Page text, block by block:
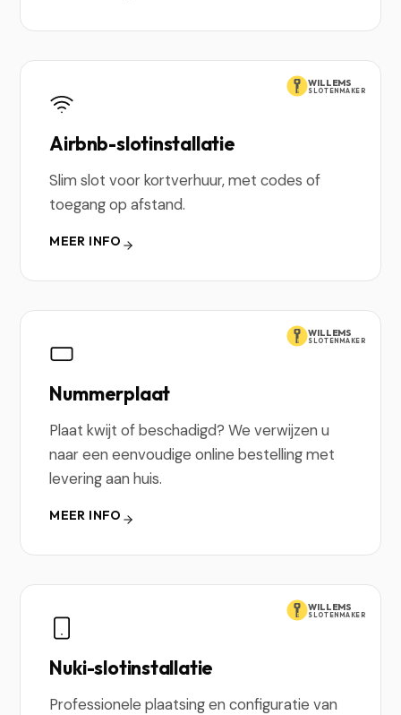
WILLEMS
SLOTENMAKER
Airbnb-slotinstallatie
Slim slot voor kortverhuur, met codes of
toegang op afstand.
MEER INFO
WILLEMS
SLOTENMAKER
Nummerplaat
Plaat kwijt of beschadigd? We verwijzen u
naar een eenvoudige online bestelling met
levering aan huis.
MEER INFO
WILLEMS
SLOTENMAKER
Nuki-slotinstallatie
Professionele plaatsing en configuratie van